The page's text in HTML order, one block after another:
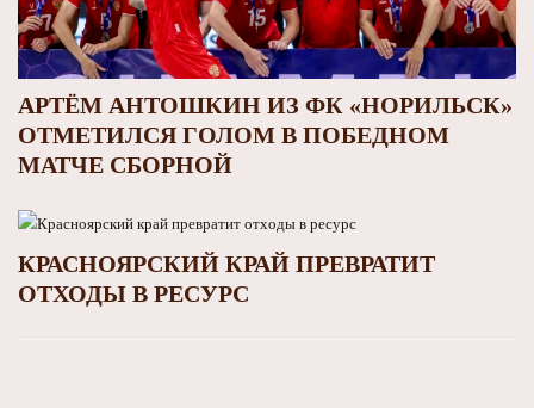
АРТЁМ АНТОШКИН ИЗ ФК «НОРИЛЬСК»
ОТМЕТИЛСЯ ГОЛОМ В ПОБЕДНОМ
МАТЧЕ СБОРНОЙ
КРАСНОЯРСКИЙ КРАЙ ПРЕВРАТИТ
ОТХОДЫ В РЕСУРС